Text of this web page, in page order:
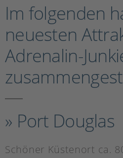
Im folgenden
neuesten
Adrenalin-
» Port Douglas
Schöner Küstenort ca.